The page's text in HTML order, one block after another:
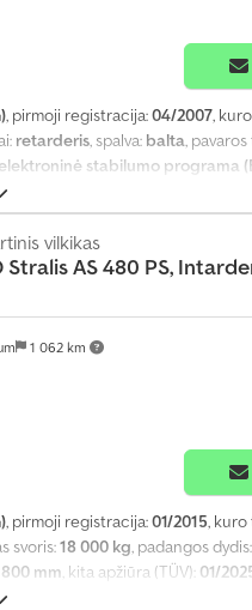
, pirmoji registracija:04/2007,
retarderis, spalva: balta, pavaros
stabilumo programa
1 062 km
vilkikas
Stralis AS 480 PS,
, pirmoji registracija:01/2015, kuro
svoris:18 000 kg, padangos dydis:
800 mm, kita apžiūra (TÜV): 01/